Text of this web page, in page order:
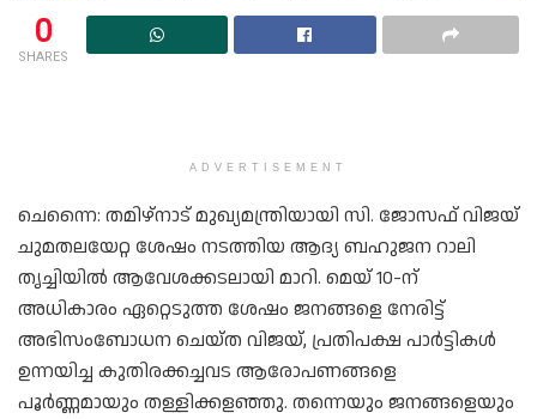
0
SHARES
ADVERTISEMENT
ചെന്നൈ: തമിഴ്‌നാട് മുഖ്യമന്ത്രിയായി സി. ജോസഫ് വിജയ്
ചുമതലയേറ്റ ശേഷം നടത്തിയ ആദ്യ ബഹുജന റാലി
തൃച്ചിയിൽ ആവേശക്കടലായി മാറി. മെയ് 10-ന്
അധികാരം ഏറ്റെടുത്ത ശേഷം ജനങ്ങളെ നേരിട്ട്
അഭിസംബോധന ചെയ്ത വിജയ്, പ്രതിപക്ഷ പാർട്ടികൾ
ഉന്നയിച്ച കുതിരക്കച്ചവട ആരോപണങ്ങളെ
പൂർണ്ണമായും തള്ളിക്കളഞ്ഞു. തന്നെയും ജനങ്ങളെയും